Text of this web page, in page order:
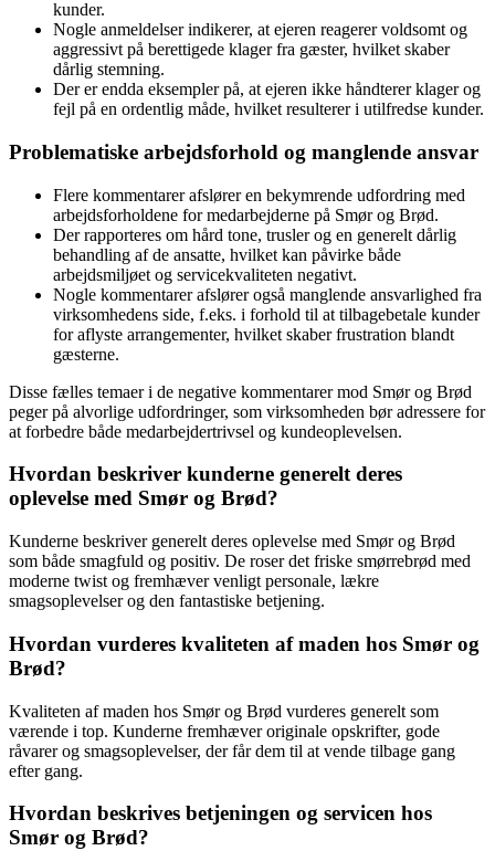
kunder.
Nogle anmeldelser indikerer, at ejeren reagerer voldsomt og
aggressivt på berettigede klager fra gæster, hvilket skaber
dårlig stemning.
Der er endda eksempler på, at ejeren ikke håndterer klager og
fejl på en ordentlig måde, hvilket resulterer i utilfredse kunder.
Problematiske arbejdsforhold og manglende ansvar
Flere kommentarer afslører en bekymrende udfordring med
arbejdsforholdene for medarbejderne på Smør og Brød.
Der rapporteres om hård tone, trusler og en generelt dårlig
behandling af de ansatte, hvilket kan påvirke både
arbejdsmiljøet og servicekvaliteten negativt.
Nogle kommentarer afslører også manglende ansvarlighed fra
virksomhedens side, f.eks. i forhold til at tilbagebetale kunder
for aflyste arrangementer, hvilket skaber frustration blandt
gæsterne.
Disse fælles temaer i de negative kommentarer mod Smør og Brød
peger på alvorlige udfordringer, som virksomheden bør adressere for
at forbedre både medarbejdertrivsel og kundeoplevelsen.
Hvordan beskriver kunderne generelt deres
oplevelse med Smør og Brød?
Kunderne beskriver generelt deres oplevelse med Smør og Brød
som både smagfuld og positiv. De roser det friske smørrebrød med
moderne twist og fremhæver venligt personale, lækre
smagsoplevelser og den fantastiske betjening.
Hvordan vurderes kvaliteten af maden hos Smør og
Brød?
Kvaliteten af maden hos Smør og Brød vurderes generelt som
værende i top. Kunderne fremhæver originale opskrifter, gode
råvarer og smagsoplevelser, der får dem til at vende tilbage gang
efter gang.
Hvordan beskrives betjeningen og servicen hos
Smør og Brød?